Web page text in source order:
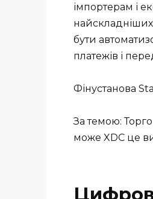
імпортерам і
найскладніших
бути
платежів і
Фінустанова
За темою:
може XDC це